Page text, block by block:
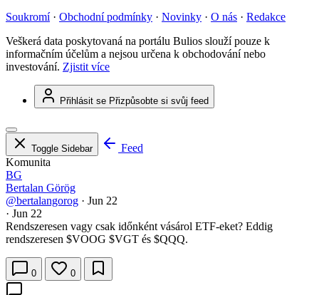
Soukromí · Obchodní podmínky · Novinky · O nás · Redakce
Veškerá data poskytovaná na portálu Bulios slouží pouze k
informačním účelům a nejsou určena k obchodování nebo
investování. Zjistit více
Přihlásit se Přizpůsobte si svůj feed
Toggle Sidebar
Feed
Komunita
BG
Bertalan Görög
@bertalangorog · Jun 22
· Jun 22
Rendszeresen vagy csak időnként vásárol ETF-eket? Eddig
rendszeresen $VOOG $VGT és $QQQ.
0 0